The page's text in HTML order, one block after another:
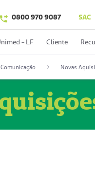
0800 970 9087 SAC
- LF Cliente
Comunicação Novas